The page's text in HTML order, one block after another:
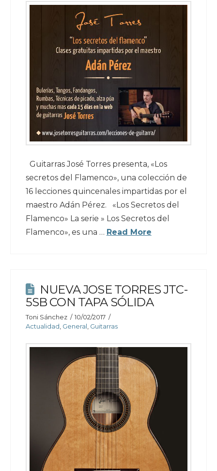
Guitarras José Torres presenta, «Los
secretos del Flamenco», una colección de
16 lecciones quincenales impartidas por el
maestro Adán Pérez. «Los Secretos del
Flamenco» La serie » Los Secretos del
Flamenco», es una … Read More
NUEVA JOSE TORRES JTC-
5SB CON TAPA SÓLIDA
Toni Sánchez
10/02/2017
Actualidad General Guitarras